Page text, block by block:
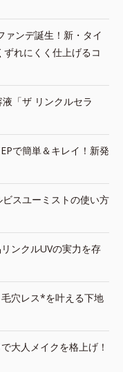
ァンデ誕生！新・タイ
れにくく仕上げるコ
「ザ リンクルセラ
で簡単＆キレイ！新発
ビスユーミストの使い方
ンクルUVの実力を存
毛穴レス*を叶える下地
大人メイクを格上げ！